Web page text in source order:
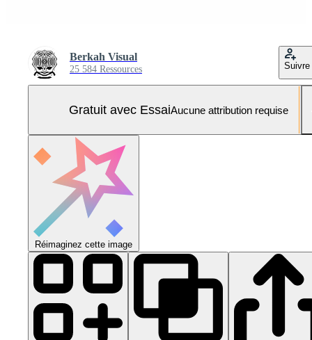
Berkah Visual
25 584 Ressources Suivre
Gratuit avec EssaiAucune attribution requise
Réimaginez cette image